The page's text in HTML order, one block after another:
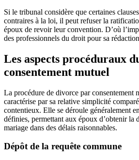
Si le tribunal considère que certaines
contraires à la loi, il peut refuser la
époux de revoir leur convention. D’où
des professionnels du droit pour sa
Les aspects procéduraux
consentement mutuel
La procédure de divorce par consentement
caractérise par sa relative simplicité
contentieux. Elle se déroule généralement
définies, permettant aux époux d’obtenir la
mariage dans des délais raisonnables.
Dépôt de la requête commune